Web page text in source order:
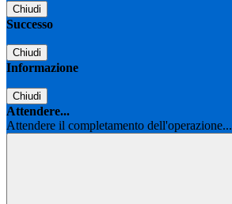
Chiudi
Successo
Chiudi
Informazione
Chiudi
Attendere...
Attendere il completamento dell'operazione...